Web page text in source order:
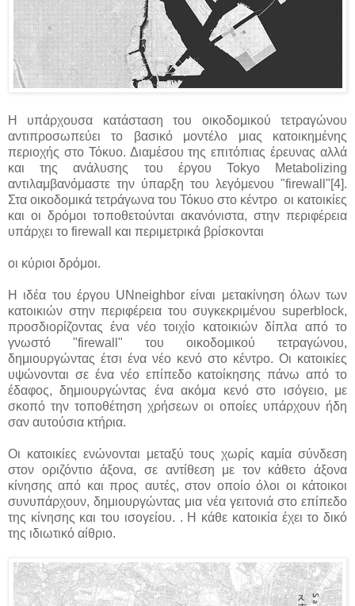
Η υπάρχουσα κατάσταση του οικοδομικού τετραγώνου
αντιπροσωπεύει το βασικό μοντέλο μιας κατοικημένης
περιοχής στο Τόκυο. Διαμέσου της επιτόπιας έρευνας αλλά
και της ανάλυσης του έργου Tokyo Metabolizing
αντιλαμβανόμαστε την ύπαρξη του λεγόμενου "firewall"[4].
Στα οικοδομικά τετράγωνα του Τόκυο στο κέντρο οι κατοικίες
και οι δρόμοι τοποθετούνται ακανόνιστα, στην περιφέρεια
υπάρχει το firewall και περιμετρικά βρίσκονται
οι κύριοι δρόμοι.
Η ιδέα του έργου UΝneighbor είναι μετακίνηση όλων των
κατοικιών στην περιφέρεια του συγκεκριμένου superblock,
προσδιορίζοντας ένα νέο τοιχίο κατοικιών δίπλα από το
γνωστό "firewall" του οικοδομικού τετραγώνου,
δημιουργώντας έτσι ένα νέο κενό στο κέντρο. Οι κατοικίες
υψώνονται σε ένα νέο επίπεδο κατοίκησης πάνω από το
έδαφος, δημιουργώντας ένα ακόμα κενό στο ισόγειο, με
σκοπό την τοποθέτηση χρήσεων οι οποίες υπάρχουν ήδη
σαν αυτούσια κτήρια.
Οι κατοικίες ενώνονται μεταξύ τους χωρίς καμία σύνδεση
στον οριζόντιο άξονα, σε αντίθεση με τον κάθετο άξονα
κίνησης από και προς αυτές, στον οποίο όλοι οι κάτοικοι
συνυπάρχουν, δημιουργώντας μια νέα γειτονιά στο επίπεδο
της κίνησης και του ισογείου. . Η κάθε κατοικία έχει το δικό
της ιδιωτικό αίθριο.